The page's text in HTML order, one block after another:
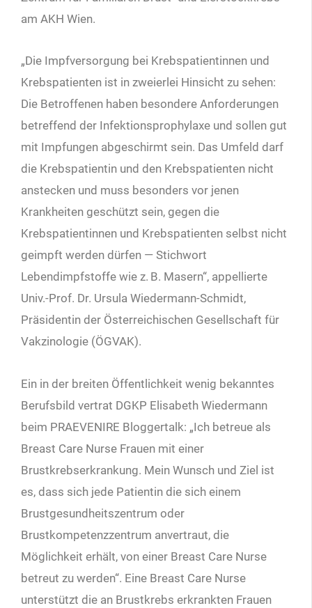
am AKH Wien.
„Die Impfversorgung bei Krebspatientinnen und
Krebspatienten ist in zweierlei Hinsicht zu sehen:
Die Betroffenen haben besondere Anforderungen
betreffend der Infektionsprophylaxe und sollen gut
mit Impfungen abgeschirmt sein. Das Umfeld darf
die Krebspatientin und den Krebspatienten nicht
anstecken und muss besonders vor jenen
Krankheiten geschützt sein, gegen die
Krebspatientinnen und Krebspatienten selbst nicht
geimpft werden dürfen — Stichwort
Lebendimpfstoffe wie z. B. Masern“, appellierte
Univ.-Prof. Dr. Ursula Wiedermann-Schmidt,
Präsidentin der Österreichischen Gesellschaft für
Vakzinologie (ÖGVAK).
Ein in der breiten Öffentlichkeit wenig bekanntes
Berufsbild vertrat DGKP Elisabeth Wiedermann
beim PRAEVENIRE Bloggertalk: „Ich betreue als
Breast Care Nurse Frauen mit einer
Brustkrebserkrankung. Mein Wunsch und Ziel ist
es, dass sich jede Patientin die sich einem
Brustgesundheitszentrum oder
Brustkompetenzzentrum anvertraut, die
Möglichkeit erhält, von einer Breast Care Nurse
betreut zu werden“. Eine Breast Care Nurse
unterstützt die an Brustkrebs erkrankten Frauen